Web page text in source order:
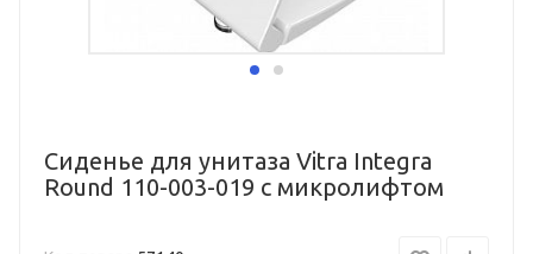
Сиденье для унитаза Vitra Integra
Round 110-003-019 с микролифтом